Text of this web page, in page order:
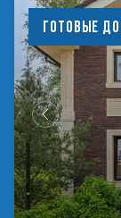
Готовые